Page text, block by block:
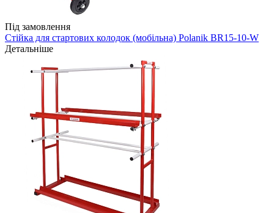
Під замовлення
Стійка для стартових колодок (мобільна) Polanik BR15-10-W
Детальніше